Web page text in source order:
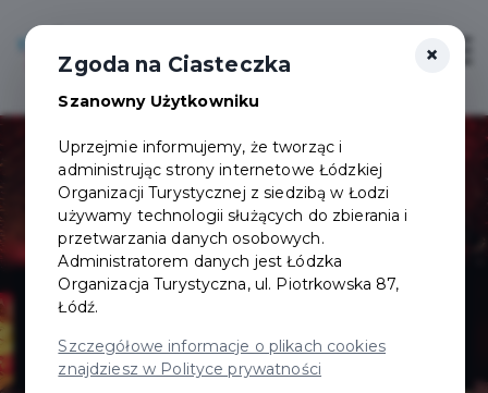
Login/Rejestracja
Pijana Wiśnia -
bar
×
Zgoda na Ciasteczka
Szanowny Użytkowniku
Uprzejmie informujemy, że tworząc i
administrując strony internetowe Łódzkiej
Organizacji Turystycznej z siedzibą w Łodzi
używamy technologii służących do zbierania i
przetwarzania danych osobowych.
Administratorem danych jest Łódzka
Organizacja Turystyczna, ul. Piotrkowska 87,
Łódź.
Szczegółowe informacje o plikach cookies
znajdziesz w Polityce prywatności